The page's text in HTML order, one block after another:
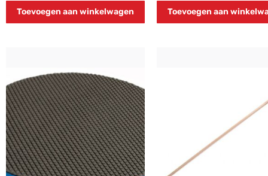
Toevoegen aan winkelwagen Toevoegen aan